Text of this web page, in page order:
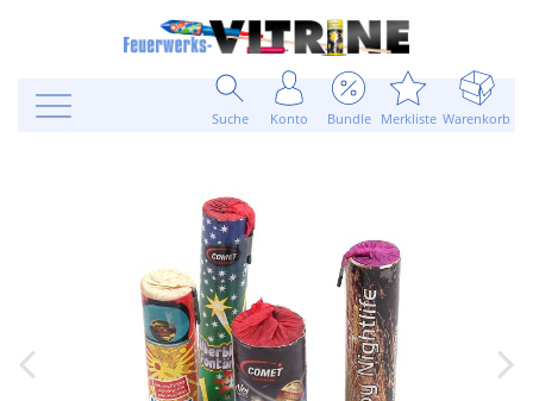
Suche Konto Bundle Merkliste Warenkorb